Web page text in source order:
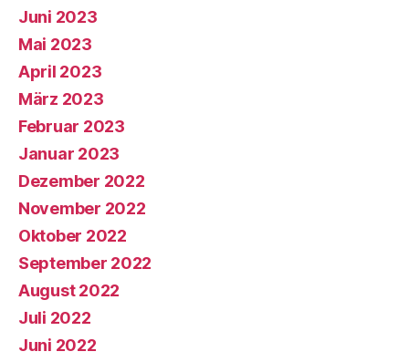
Juni 2023
Mai 2023
April 2023
März 2023
Februar 2023
Januar 2023
Dezember 2022
November 2022
Oktober 2022
September 2022
August 2022
Juli 2022
Juni 2022